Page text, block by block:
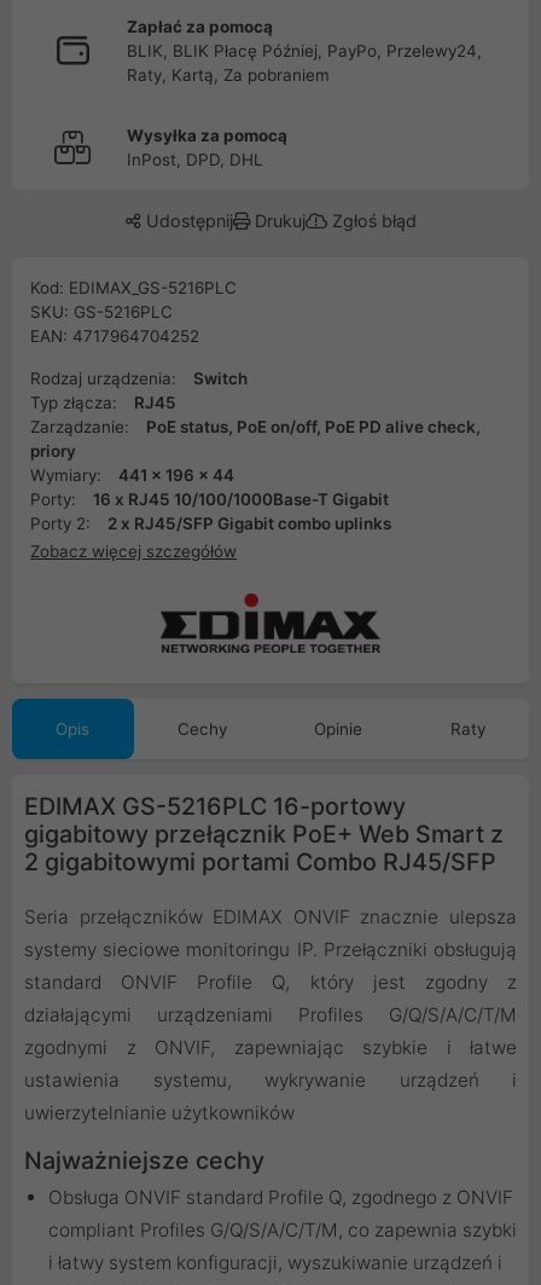
Zapłać za pomocą
BLIK, BLIK Płacę Później, PayPo, Przelewy24,
Raty, Kartą, Za pobraniem
Wysyłka za pomocą
InPost, DPD, DHL
Udostępnij Drukuj Zgłoś błąd
Kod: EDIMAX_GS-5216PLC
SKU: GS-5216PLC
EAN: 4717964704252
Rodzaj urządzenia:
Switch
Typ złącza:
RJ45
Zarządzanie:
PoE status, PoE on/off, PoE PD alive check,
priory
Wymiary:
441 x 196 x 44
Porty:
16 x RJ45 10/100/1000Base-T Gigabit
Porty 2:
2 x RJ45/SFP Gigabit combo uplinks
Zobacz więcej szczegółów
Opis Cechy Opinie Raty
EDIMAX GS-5216PLC 16-portowy
gigabitowy przełącznik PoE+ Web Smart z
2 gigabitowymi portami Combo RJ45/SFP
Seria przełączników EDIMAX ONVIF znacznie ulepsza
systemy sieciowe monitoringu IP. Przełączniki obsługują
standard ONVIF Profile Q, który jest zgodny z
działającymi urządzeniami Profiles G/Q/S/A/C/T/M
zgodnymi z ONVIF, zapewniając szybkie i łatwe
ustawienia systemu, wykrywanie urządzeń i
uwierzytelnianie użytkowników
Najważniejsze cechy
Obsługa ONVIF standard Profile Q, zgodnego z ONVIF
compliant Profiles G/Q/S/A/C/T/M, co zapewnia szybki
i łatwy system konfiguracji, wyszukiwanie urządzeń i